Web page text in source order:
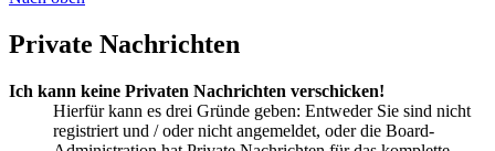
Private Nachrichten
Ich kann keine Privaten Nachrichten verschicken!
Hierfür kann es drei Gründe geben: Entweder Sie sind nicht
registriert und / oder nicht angemeldet, oder die Board-